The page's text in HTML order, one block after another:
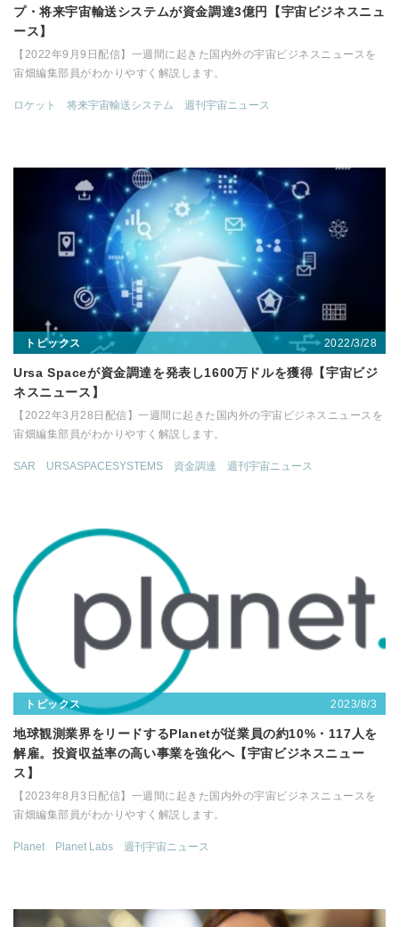
プ・将来宇宙輸送システムが資金調達3億円【宇宙ビジネスニュ
ース】
【2022年9月9日配信】一週間に起きた国内外の宇宙ビジネスニュースを
宙畑編集部員がわかりやすく解説します。
ロケット 将来宇宙輸送システム 週刊宇宙ニュース
トピックス 2022/3/28
Ursa Spaceが資金調達を発表し1600万ドルを獲得【宇宙ビジ
ネスニュース】
【2022年3月28日配信】一週間に起きた国内外の宇宙ビジネスニュースを
宙畑編集部員がわかりやすく解説します。
SAR URSASPACESYSTEMS 資金調達 週刊宇宙ニュース
トピックス 2023/8/3
地球観測業界をリードするPlanetが従業員の約10%・117人を
解雇。投資収益率の高い事業を強化へ【宇宙ビジネスニュー
ス】
【2023年8月3日配信】一週間に起きた国内外の宇宙ビジネスニュースを
宙畑編集部員がわかりやすく解説します。
Planet Planet Labs 週刊宇宙ニュース